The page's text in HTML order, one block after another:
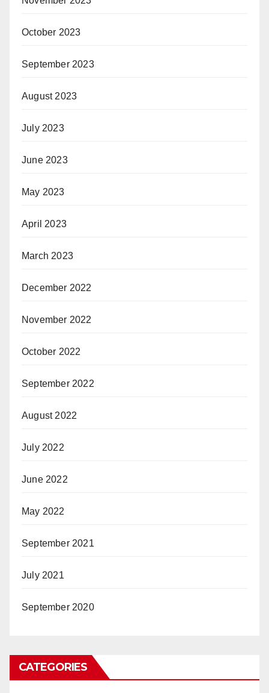
October 2023
September 2023
August 2023
July 2023
June 2023
May 2023
April 2023
March 2023
December 2022
November 2022
October 2022
September 2022
August 2022
July 2022
June 2022
May 2022
September 2021
July 2021
September 2020
CATEGORIES